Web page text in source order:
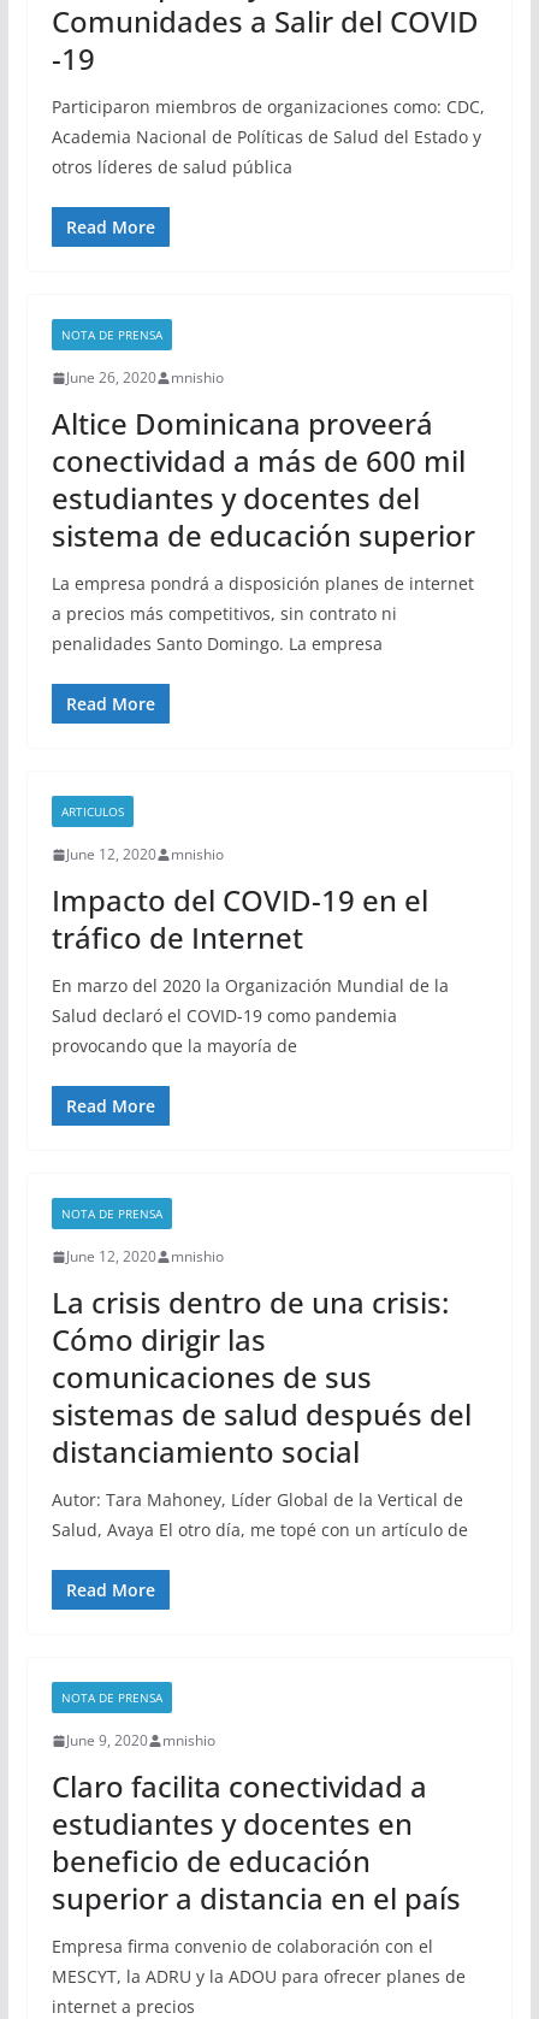
Comunidades a Salir del COVID
-19
Participaron miembros de organizaciones como: CDC,
Academia Nacional de Políticas de Salud del Estado y
otros líderes de salud pública
Read More
NOTA DE PRENSA
June 26, 2020 mnishio
Altice Dominicana proveerá
conectividad a más de 600 mil
estudiantes y docentes del
sistema de educación superior
La empresa pondrá a disposición planes de internet
a precios más competitivos, sin contrato ni
penalidades Santo Domingo. La empresa
Read More
ARTICULOS
June 12, 2020 mnishio
Impacto del COVID-19 en el
tráfico de Internet
En marzo del 2020 la Organización Mundial de la
Salud declaró el COVID-19 como pandemia
provocando que la mayoría de
Read More
NOTA DE PRENSA
June 12, 2020 mnishio
La crisis dentro de una crisis:
Cómo dirigir las
comunicaciones de sus
sistemas de salud después del
distanciamiento social
Autor: Tara Mahoney, Líder Global de la Vertical de
Salud, Avaya El otro día, me topé con un artículo de
Read More
NOTA DE PRENSA
June 9, 2020 mnishio
Claro facilita conectividad a
estudiantes y docentes en
beneficio de educación
superior a distancia en el país
Empresa firma convenio de colaboración con el
MESCYT, la ADRU y la ADOU para ofrecer planes de
internet a precios